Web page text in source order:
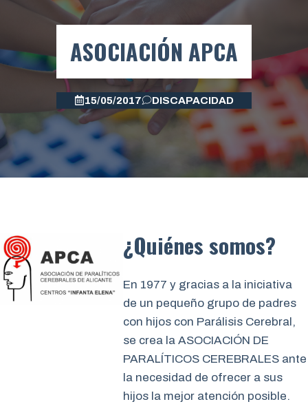
ASOCIACIÓN APCA
15/05/2017 DISCAPACIDAD
¿Quiénes somos?
En 1977 y gracias a la iniciativa
de un pequeño grupo de padres
con hijos con Parálisis Cerebral,
se crea la ASOCIACIÓN DE
PARALÍTICOS CEREBRALES ante
la necesidad de ofrecer a sus
hijos la mejor atención posible.